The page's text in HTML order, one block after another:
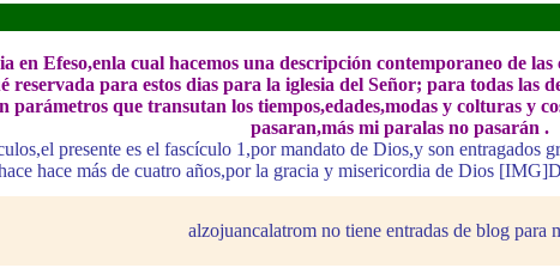
en Efeso,enla cual hacemos una descripción contemporaneo de
reservada para estos dias para la iglesia del Señor; para todas
que transutan los tiempos,edades,modas y colturas y
pasaran,más mi paralas no pasarán .
presente es el fascículo 1,por mandato de Dios,y son entragados
hace más de cuatro años,por la gracia y misericordia de Dios
alzojuancalatrom no tiene entradas de blog para